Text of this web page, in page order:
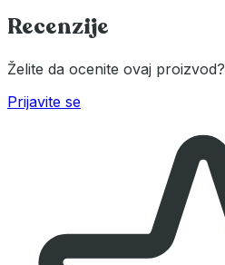
Recenzije
Želite da ocenite ovaj proizvod?
Prijavite se